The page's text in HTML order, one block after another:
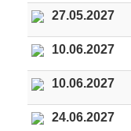
27.05.2027
10.06.2027
10.06.2027
24.06.2027